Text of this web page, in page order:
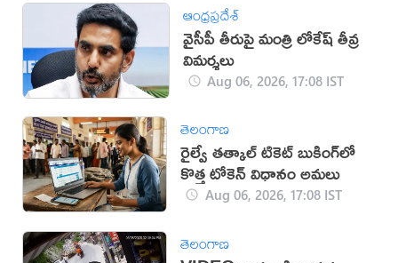
ఆంధ్రప్రదేశ్
వైసీపీ తీరుపై మంత్రి లోకేష్ తీవ్ర
విమర్శలు
Aug 06, 2026, 17:08 IST
తెలంగాణ
రైల్వే తత్కాల్ టికెట్ బుకింగ్‌లో
కొత్త టోకెన్ విధానం అమలు
Aug 06, 2026, 17:08 IST
తెలంగాణ